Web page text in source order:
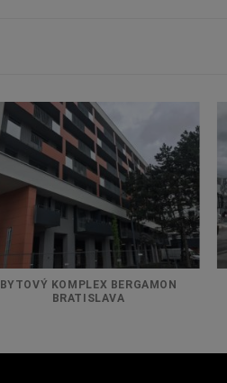
BYTOVÝ KOMPLEX BERGAMON
BRATISLAVA